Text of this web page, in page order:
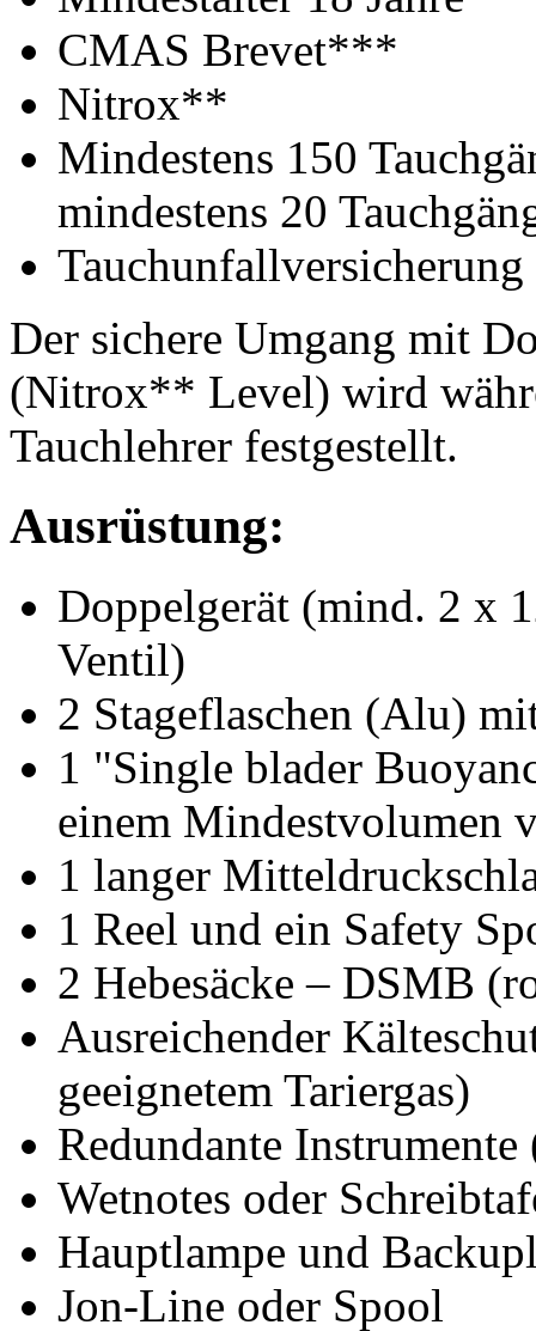
CMAS Brevet***
Nitrox**
Mindestens 150
mindestens 20
Tauchunfallversicherung
Der sichere Umgang mit
(Nitrox** Level) wird
Tauchlehrer festgestellt.
Ausrüstung:
Doppelgerät (mind. 2 x
Ventil)
2 Stageflaschen (Alu)
1 "Single blader
einem Mindestvolumen
1 langer
1 Reel und ein Safety
2 Hebesäcke – DSMB
Ausreichender
geeignetem Tariergas)
Redundante
Wetnotes oder
Hauptlampe und
Jon-Line oder Spool